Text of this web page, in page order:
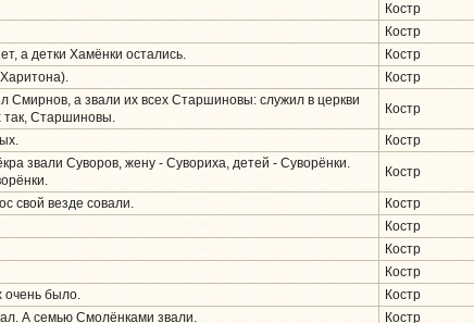
Костр
Костр
а детки Хамёнки остались. Костр
Костр
Смирнов, а звали их всех Старшиновы: служил в церкви
так, Старшиновы.
Костр
Костр
звали Суворов, жену - Сувориха, детей - Суворёнки.
Костр
свой везде совали. Костр
Костр
Костр
Костр
очень было. Костр
А семью Смолёнками звали. Костр